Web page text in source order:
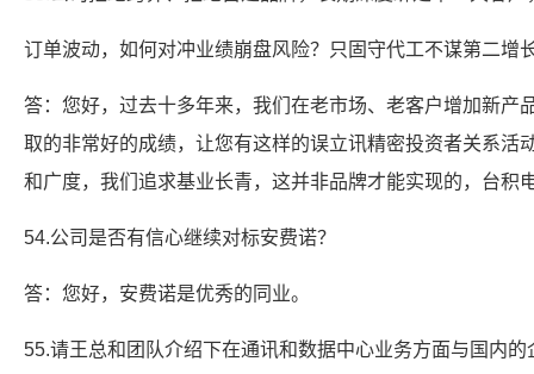
订单波动，如何对冲业绩崩盘风险？只固守代工不谋第二增
答：您好，过去十多年来，我们在老市场、老客户增加新产
取的非常好的成绩，让您有这样的误立讯精密投资者关系活
和广度，我们追求基业长青，这并非品牌才能实现的，台积
54.公司是否有信心继续对标安费诺？
答：您好，安费诺是优秀的同业。
55.请王总和团队介绍下在通讯和数据中心业务方面与国内